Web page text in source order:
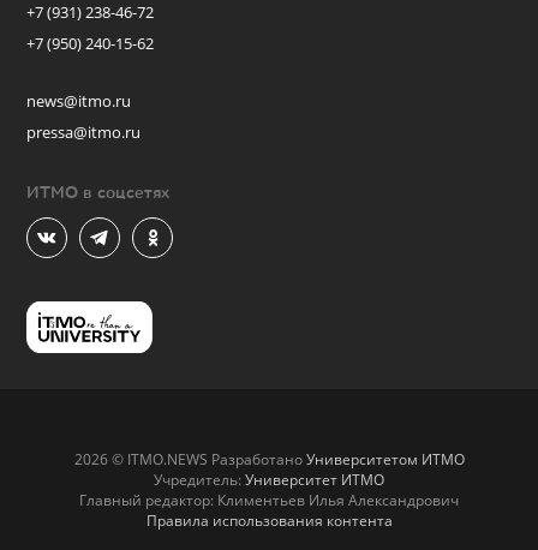
+7 (931) 238-46-72
+7 (950) 240-15-62
news@itmo.ru
pressa@itmo.ru
ИТМО в соцсетях
2026 © ITMO.NEWS РазработаноУниверситетом ИТМО
Учредитель: Университет ИТМО
Главный редактор: Климентьев Илья Александрович
Правила использования контента